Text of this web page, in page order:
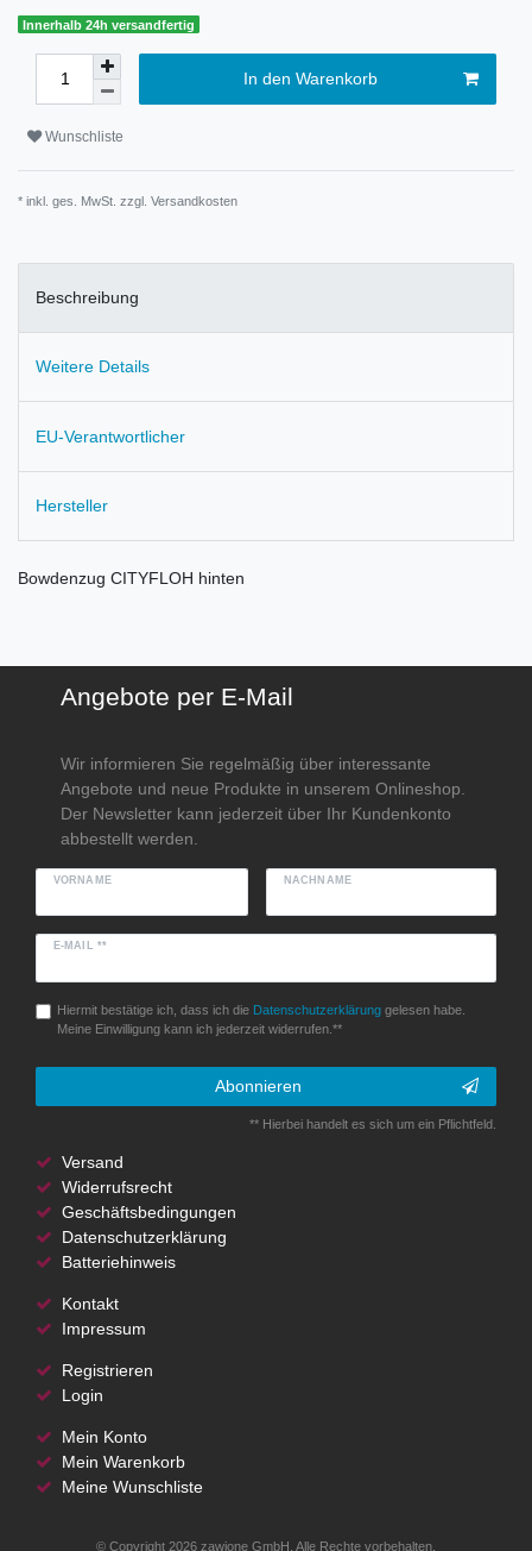
Innerhalb 24h versandfertig
In den Warenkorb
Wunschliste
* inkl. ges. MwSt. zzgl. Versandkosten
Beschreibung
Weitere Details
EU-Verantwortlicher
Hersteller
Bowdenzug CITYFLOH hinten
Angebote per E-Mail
Wir informieren Sie regelmäßig über interessante
Angebote und neue Produkte in unserem Onlineshop.
Der Newsletter kann jederzeit über Ihr Kundenkonto
abbestellt werden.
VORNAME NACHNAME
E-MAIL **
Hiermit bestätige ich, dass ich die Daten­schutz­erklärunggelesen habe.
Meine Einwilligung kann ich jederzeit widerrufen.**
Abonnieren
** Hierbei handelt es sich um ein Pflichtfeld.
Versand
Widerrufsrecht
Geschäftsbedingungen
Datenschutzerklärung
Batteriehinweis
Kontakt
Impressum
Registrieren
Login
Mein Konto
Mein Warenkorb
Meine Wunschliste
© Copyright 2026 zawione GmbH. Alle Rechte vorbehalten.